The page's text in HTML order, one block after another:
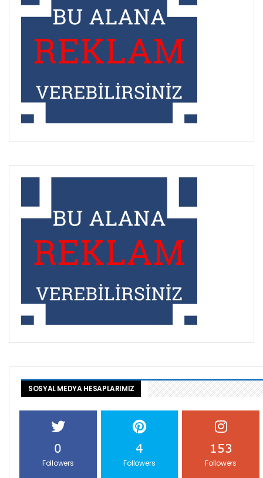
SOSYAL MEDYA HESAPLARIMIZ
0
Followers
4
Followers
153
Followers